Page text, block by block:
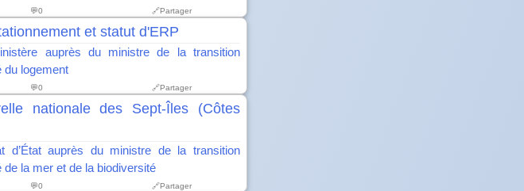
💬0 🔗Partager
et statut d'ERP
auprès du ministre de la transition
du logement
💬0 🔗Partager
nationale des Sept-Îles (Côtes
d’État auprès du ministre de la transition
la mer et de la biodiversité
💬0 🔗Partager